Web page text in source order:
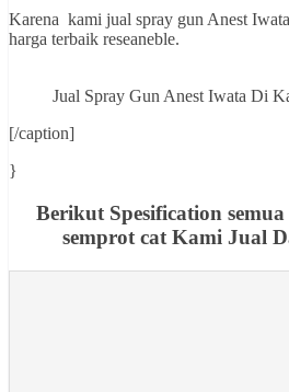
Karena kami jual spray gun Anest
harga terbaik reseaneble.
Jual Spray Gun Anest Iwata Di
[/caption]
}
Berikut Spesification
semprot cat Kami Jual